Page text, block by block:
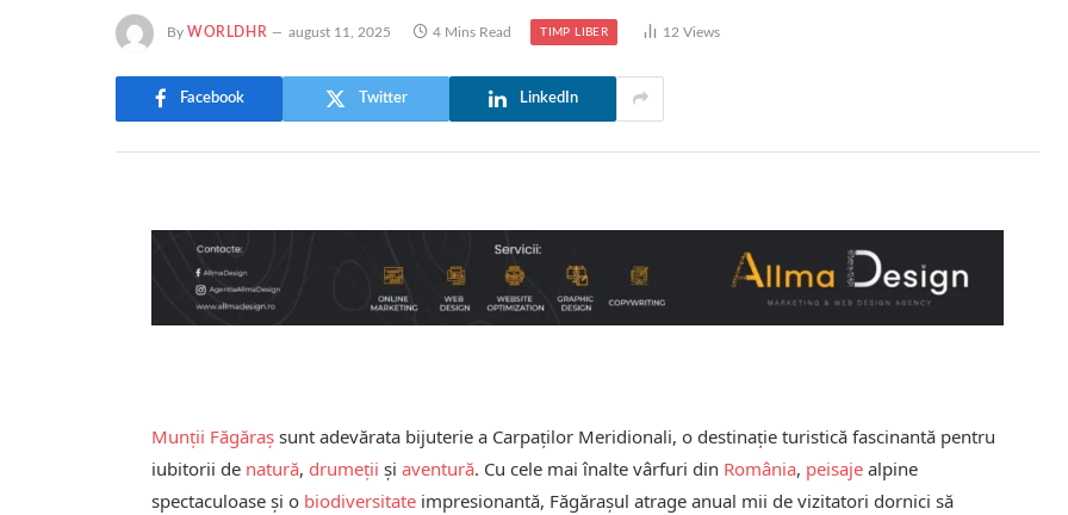
By WORLDHR august 11, 2025 4 Mins Read TIMP LIBER 12Views
Facebook Twitter LinkedIn
Munții Făgăraș sunt adevărata bijuterie a Carpaților Meridionali, o destinație turistică fascinantă pentru
iubitorii de natură, drumeții șiaventură. Cu cele mai înalte vârfuri din România, peisaje alpine
spectaculoase și o biodiversitate impresionantă, Făgărașul atrage anual mii de vizitatori dornici să